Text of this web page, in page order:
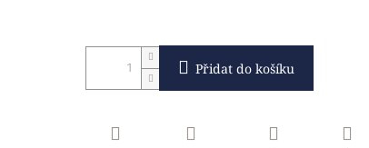
Přidat do košíku